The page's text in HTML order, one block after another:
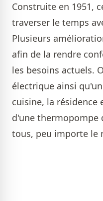
Construite en 1951,
traverser le temps
Plusieurs
afin de la rendre
les besoins actuels.
électrique ainsi
cuisine, la
d'une thermopompe
tous, peu importe le